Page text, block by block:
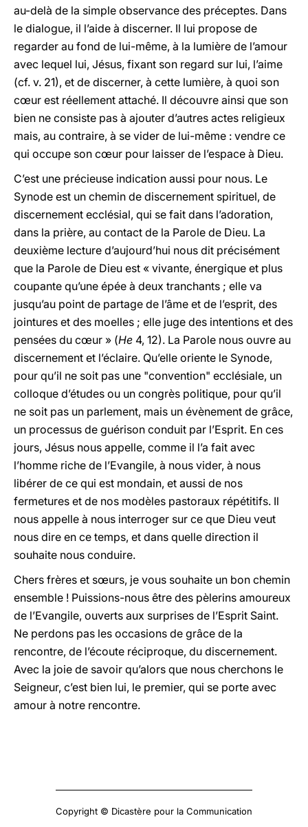
au-delà de la simple observance des préceptes. Dans
le dialogue, il l’aide à discerner. Il lui propose de
regarder au fond de lui-même, à la lumière de l’amour
avec lequel lui, Jésus, fixant son regard sur lui, l’aime
(cf. v. 21), et de discerner, à cette lumière, à quoi son
cœur est réellement attaché. Il découvre ainsi que son
bien ne consiste pas à ajouter d’autres actes religieux
mais, au contraire, à se vider de lui-même : vendre ce
qui occupe son cœur pour laisser de l’espace à Dieu.
C’est une précieuse indication aussi pour nous. Le
Synode est un chemin de discernement spirituel, de
discernement ecclésial, qui se fait dans l’adoration,
dans la prière, au contact de la Parole de Dieu. La
deuxième lecture d’aujourd’hui nous dit précisément
que la Parole de Dieu est « vivante, énergique et plus
coupante qu’une épée à deux tranchants ; elle va
jusqu’au point de partage de l’âme et de l’esprit, des
jointures et des moelles ; elle juge des intentions et des
pensées du cœur » (He 4, 12). La Parole nous ouvre au
discernement et l’éclaire. Qu’elle oriente le Synode,
pour qu’il ne soit pas une "convention" ecclésiale, un
colloque d’études ou un congrès politique, pour qu’il
ne soit pas un parlement, mais un évènement de grâce,
un processus de guérison conduit par l’Esprit. En ces
jours, Jésus nous appelle, comme il l’a fait avec
l’homme riche de l’Evangile, à nous vider, à nous
libérer de ce qui est mondain, et aussi de nos
fermetures et de nos modèles pastoraux répétitifs. Il
nous appelle à nous interroger sur ce que Dieu veut
nous dire en ce temps, et dans quelle direction il
souhaite nous conduire.
Chers frères et sœurs, je vous souhaite un bon chemin
ensemble ! Puissions-nous être des pèlerins amoureux
de l’Evangile, ouverts aux surprises de l’Esprit Saint.
Ne perdons pas les occasions de grâce de la
rencontre, de l’écoute réciproque, du discernement.
Avec la joie de savoir qu’alors que nous cherchons le
Seigneur, c’est bien lui, le premier, qui se porte avec
amour à notre rencontre.
Copyright © Dicastère pour la Communication